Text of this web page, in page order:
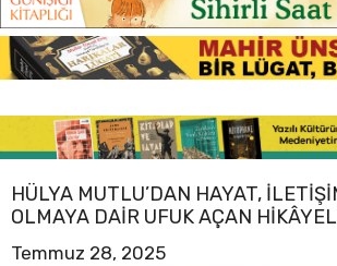
HÜLYA MUTLU’DAN HAYAT,
OLMAYA DAIR UFUK AÇAN
Temmuz 28, 2025